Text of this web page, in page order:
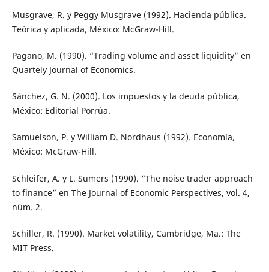
Musgrave, R. y Peggy Musgrave (1992). Hacienda pública.
Teórica y aplicada, México: McGraw-Hill.
Pagano, M. (1990). “Trading volume and asset liquidity” en
Quartely Journal of Economics.
Sánchez, G. N. (2000). Los impuestos y la deuda pública,
México: Editorial Porrúa.
Samuelson, P. y William D. Nordhaus (1992). Economía,
México: McGraw-Hill.
Schleifer, A. y L. Sumers (1990). “The noise trader approach
to finance” en The Journal of Economic Perspectives, vol. 4,
núm. 2.
Schiller, R. (1990). Market volatility, Cambridge, Ma.: The
MIT Press.